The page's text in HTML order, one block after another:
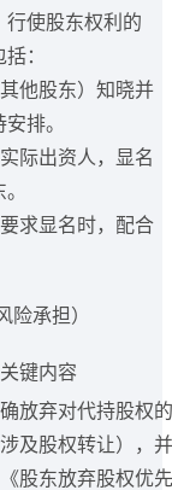
行使股东权利的
：
他股东）知晓并
排。
际出资人，显名
求显名时，配合
险承担）
键内容
放弃对代持股权
涉及股权转让），
股东放弃股权优